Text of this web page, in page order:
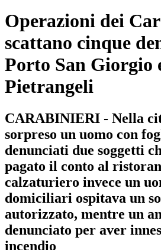
Operazioni dei
scattano cinque
Porto San Giorgio
Pietrangeli
CARABINIERI - Nella
sorpreso un uomo con
denunciati due soggetti
pagato il conto al
calzaturiero invece un
domiciliari ospitava un
autorizzato, mentre un
denunciato per aver
incendio